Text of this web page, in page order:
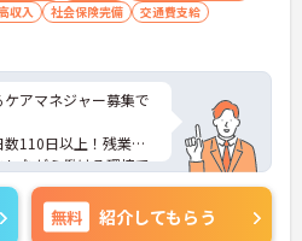
収入 社会保険完備
交通費支給
アマネジャー募集で
110日以上！残業も
ながら働ける環境で
ントなど、さらに詳
ご相談ください。
無料 紹介してもらう